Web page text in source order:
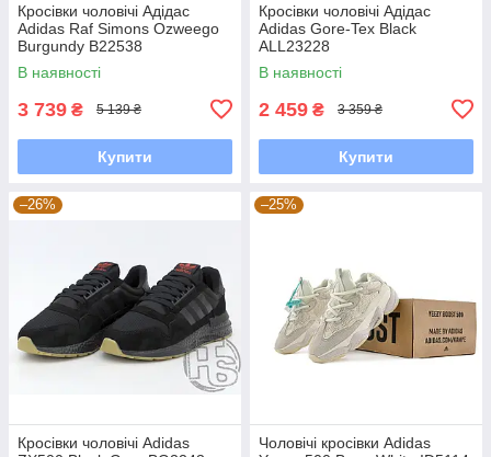
Кросівки чоловічі Адідас
Adidas Raf Simons Ozweego
Burgundy B22538
В наявності
3 739 ₴ 5 139 ₴
Купити
Кросівки чоловічі Адідас
Adidas Gore-Tex Black
ALL23228
В наявності
2 459 ₴ 3 359 ₴
Купити
–26%
Кросівки чоловічі Adidas
–25%
Чоловічі кросівки Adidas